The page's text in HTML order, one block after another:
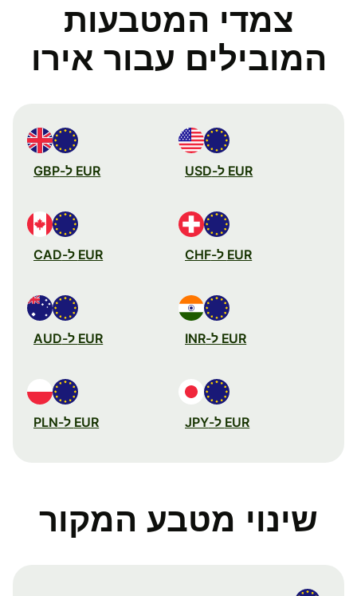
צמדי המטבעות
המובילים עבור אירו
EUR ל-USD EUR ל-GBP
EUR ל-CHF EUR ל-CAD
EUR ל-INR EUR ל-AUD
EUR ל-JPY EUR ל-PLN
שינוי מטבע המקור